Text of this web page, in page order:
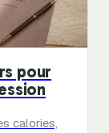
pour
calories,